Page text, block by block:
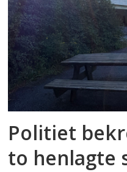
Politiet
to henlagte